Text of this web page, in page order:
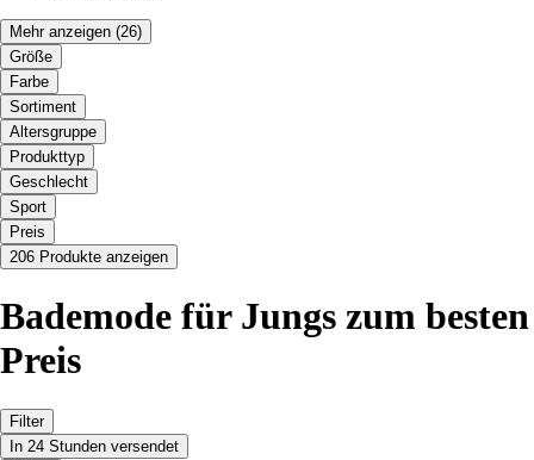
Mehr anzeigen (26)
Größe
Farbe
Sortiment
Altersgruppe
Produkttyp
Geschlecht
Sport
Preis
206 Produkte anzeigen
Bademode für Jungs zum besten
Preis
Filter
In 24 Stunden versendet